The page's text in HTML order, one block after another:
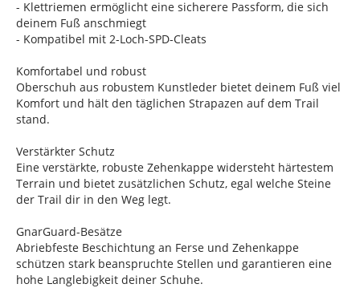
- Klettriemen ermöglicht eine sicherere Passform, die sich
deinem Fuß anschmiegt
- Kompatibel mit 2-Loch-SPD-Cleats
Komfortabel und robust
Oberschuh aus robustem Kunstleder bietet deinem Fuß viel
Komfort und hält den täglichen Strapazen auf dem Trail
stand.
Verstärkter Schutz
Eine verstärkte, robuste Zehenkappe widersteht härtestem
Terrain und bietet zusätzlichen Schutz, egal welche Steine
der Trail dir in den Weg legt.
GnarGuard-Besätze
Abriebfeste Beschichtung an Ferse und Zehenkappe
schützen stark beanspruchte Stellen und garantieren eine
hohe Langlebigkeit deiner Schuhe.